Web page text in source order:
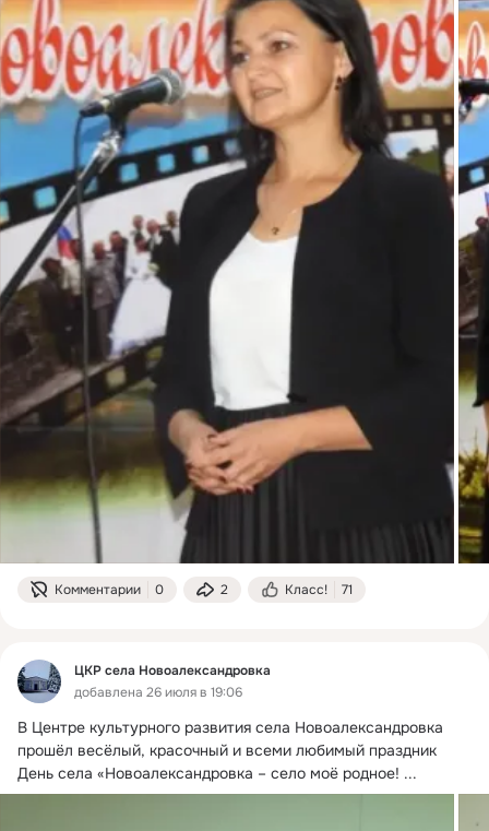
Комментарии 0 2 Класс! 71
ЦКР села Новоалександровка
добавлена 26 июля в 19:06
В Центре культурного развития села Новоалександровка
прошёл весёлый, красочный и всеми любимый праздник
День села «Новоалександровка – село моё родное! ...